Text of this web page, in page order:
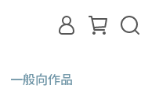
一般向作品